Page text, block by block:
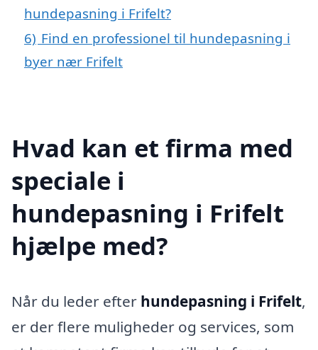
hundepasning i Frifelt?
6) Find en professionel til hundepasning i
byer nær Frifelt
Hvad kan et firma med
speciale i
hundepasning i Frifelt
hjælpe med?
Når du leder efter hundepasning i Frifelt,
er der flere muligheder og services, som